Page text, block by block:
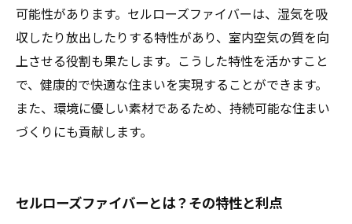
可能性があります。セルローズファイバーは、湿気を吸
収したり放出したりする特性があり、室内空気の質を向
上させる役割も果たします。こうした特性を活かすこと
で、健康的で快適な住まいを実現することができます。
また、環境に優しい素材であるため、持続可能な住まい
づくりにも貢献します。
セルローズファイバーとは？その特性と利点